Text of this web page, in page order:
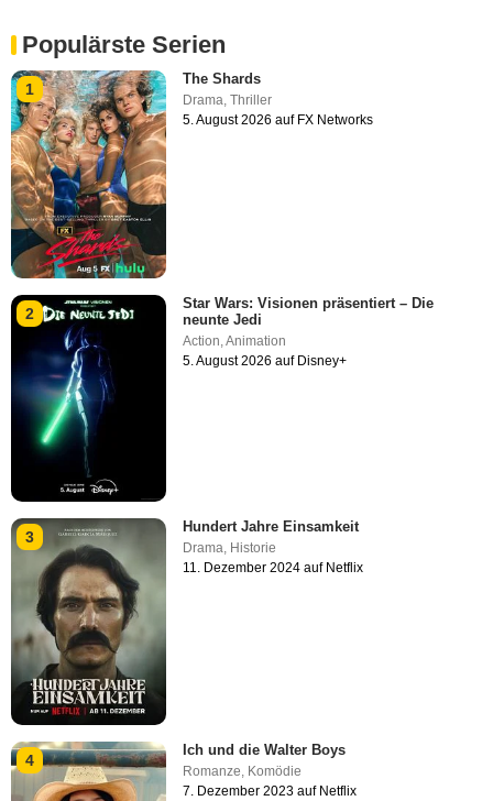
Populärste Serien
1
The Shards
Drama,Thriller
5. August 2026 auf FX Networks
2
Star Wars: Visionen präsentiert – Die
neunte Jedi
Action ,Animation
5. August 2026 auf Disney+
3
Hundert Jahre Einsamkeit
Drama, Historie
11. Dezember 2024 auf Netflix
4
Ich und die Walter Boys
Romanze, Komödie
7. Dezember 2023 auf Netflix